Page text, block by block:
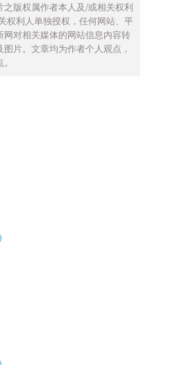
版权属作者本人及/或相关权利
权利人单独授权，任何网站、平
对相关媒体的网站信息内容转
片。文章均为作者个人观点，